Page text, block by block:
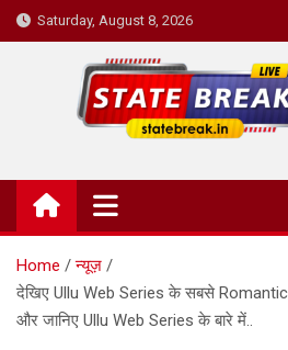
Skip
to
Saturday, August 8, 2026
State Break
Home
न्यूज़
देखिए Ullu Web Series के सबसे Romantic
और जानिए Ullu Web Series के बारे में..